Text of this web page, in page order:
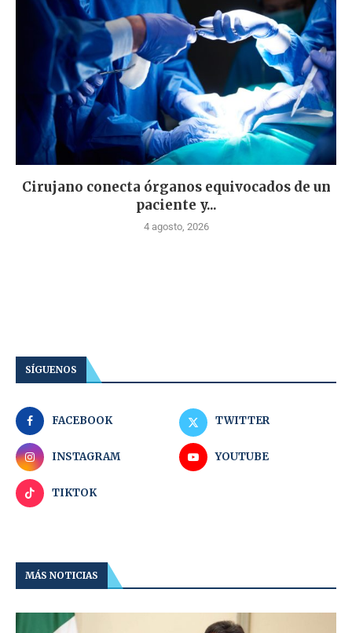
Cirujano conecta órganos equivocados de un
paciente y...
4 agosto, 2026
SÍGUENOS
FACEBOOK TWITTER
INSTAGRAM YOUTUBE
TIKTOK
MÁS NOTICIAS